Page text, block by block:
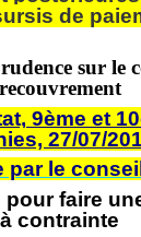
de
sur le
recouvrement
9ème et
27/07/
par le
pour faire
à contrainte